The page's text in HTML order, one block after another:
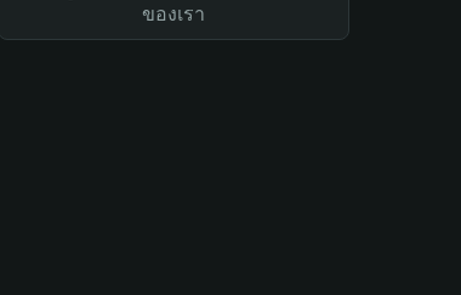
ของเรา